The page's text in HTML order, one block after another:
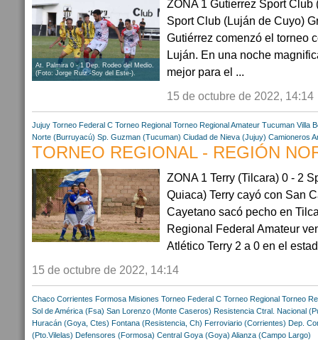
At. Palmira 0 - 1 Dep. Rodeo del Medio.
(Foto: Jorge Ruiz -Soy del Este-).
ZONA 1 Gutierrez Sport Club
Sport Club (Luján de Cuyo)
Gutiérrez comenzó el torneo
Luján. En una noche
mejor para el ...
15 de octubre de 2022, 14:14
Jujuy Torneo Federal C Torneo Regional Torneo Regional Amateur Tucuman Villa
Norte (Burruyacú) Sp. Guzman (Tucuman) Ciudad de Nieva (Jujuy) Camioneros
TORNEO REGIONAL - REGIÓN
ZONA 1 Terry (Tilcara) 0 - 2
Quiaca) Terry cayó con San
Cayetano sacó pecho en
Regional Federal Amateur
Atlético Terry 2 a 0 en el
15 de octubre de 2022, 14:14
Chaco Corrientes Formosa Misiones Torneo Federal C Torneo Regional Torneo
Sol de América (Fsa) San Lorenzo (Monte Caseros) Resistencia Ctral. Nacional
Huracán (Goya, Ctes) Fontana (Resistencia, Ch) Ferroviario (Corrientes) Dep.
(Pto.Vilelas) Defensores (Formosa) Central Goya (Goya) Alianza (Campo Largo)